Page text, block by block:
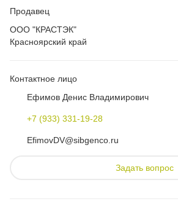
Продавец
ООО "КРАСТЭК"
Красноярский край
Контактное лицо
Ефимов Денис Владимирович
+7 (933) 331-19-28
EfimovDV@sibgenco.ru
Задать вопрос